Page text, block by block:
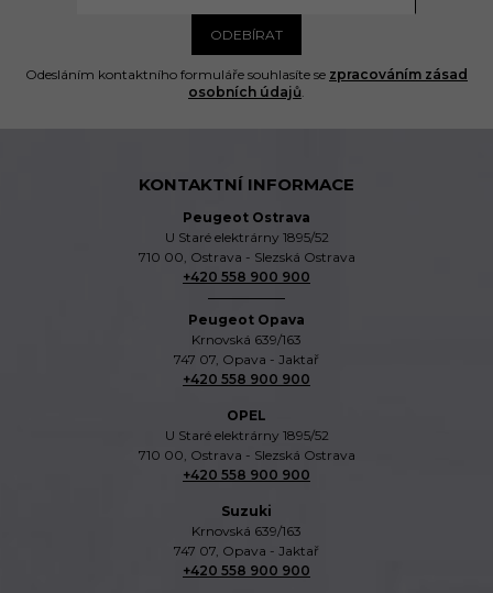
ODEBÍRAT
Odesláním kontaktního formuláře souhlasíte se zpracováním zásad
osobních údajů
KONTAKTNÍ INFORMACE
Peugeot Ostrava
U Staré elektrárny 1895/52
710 00, Ostrava - Slezská Ostrava
+420 558 900 900
Peugeot Opava
Krnovská 639/163
747 07, Opava - Jaktař
+420 558 900 900
OPEL
U Staré elektrárny 1895/52
710 00, Ostrava - Slezská Ostrava
+420 558 900 900
Suzuki
Krnovská 639/163
747 07, Opava - Jaktař
+420 558 900 900